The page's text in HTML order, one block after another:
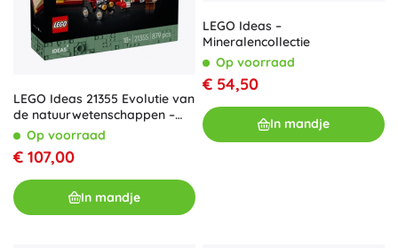
LEGO Ideas 21355 Evolutie van
de natuurwetenschappen –
verzamelmodel voor
volwassenen
Op voorraad
€ 107,00
In mandje
LEGO Ideas –
Mineralencollectie
Op voorraad
€ 54,50
In mandje